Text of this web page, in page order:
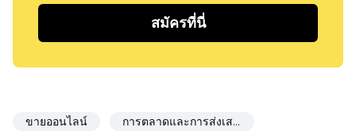
สมัครที่นี่
ขายออนไลน์ การตลาดและการส่งเสริมการขาย